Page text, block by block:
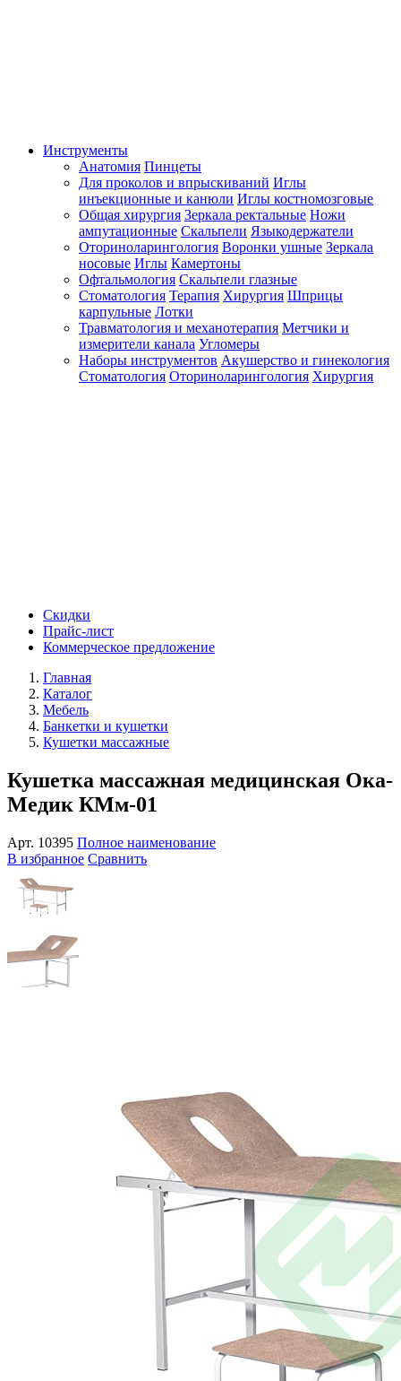
Инструменты
Анатомия Пинцеты
Для проколов и впрыскиваний Иглы
инъекционные и канюли Иглы костномозговые
Общая хирургия Зеркала ректальные Ножи
ампутационные Скальпели Языкодержатели
Оториноларингология Воронки ушные Зеркала
носовые Иглы Камертоны
Офтальмология Скальпели глазные
Стоматология Терапия Хирургия Шприцы
карпульные Лотки
Травматология и механотерапия Метчики и
измерители канала Угломеры
Наборы инструментов Акушерство и гинекология
Стоматология Оториноларингология Хирургия
Скидки
Прайс-лист
Коммерческое предложение
Главная
Каталог
Мебель
Банкетки и кушетки
Кушетки массажные
Кушетка массажная медицинская Ока-
Медик КМм-01
Арт. 10395 Полное наименование
В избранное Сравнить